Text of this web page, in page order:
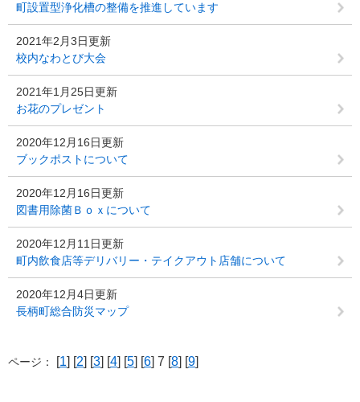
町設置型浄化槽の整備を推進しています
2021年2月3日更新
校内なわとび大会
2021年1月25日更新
お花のプレゼント
2020年12月16日更新
ブックポストについて
2020年12月16日更新
図書用除菌Ｂｏｘについて
2020年12月11日更新
町内飲食店等デリバリー・テイクアウト店舗について
2020年12月4日更新
長柄町総合防災マップ
ページ： [1] [2] [3] [4] [5] [6] 7 [8] [9]